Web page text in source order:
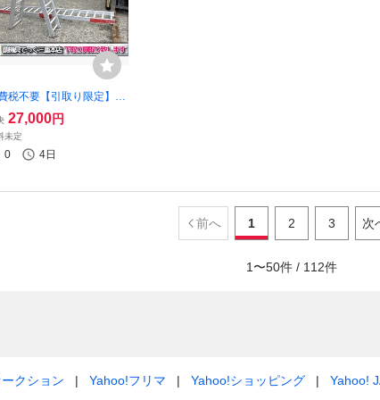
税不要【引取り限定】三
県津市 神戸製鋼 トラコン
イト C-1209A 折り畳み ア
ミブリッジ ラダー 2.7ｍ 2
2700mm 9尺
27,000円
未定
0 4日
前へ 1 2 3 次
1〜50件 / 112件
クション Yahoo!フリマ Yahoo!ショッピング Yahoo!